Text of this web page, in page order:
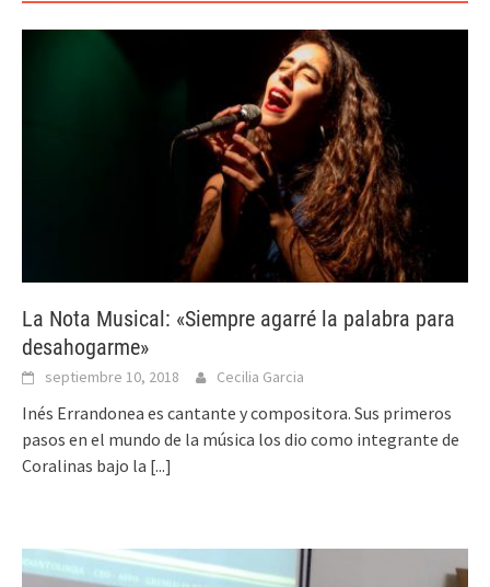
La Nota Musical: «Siempre agarré la palabra para
desahogarme»
septiembre 10, 2018 Cecilia Garcia
Inés Errandonea es cantante y compositora. Sus primeros
pasos en el mundo de la música los dio como integrante de
Coralinas bajo la [...]